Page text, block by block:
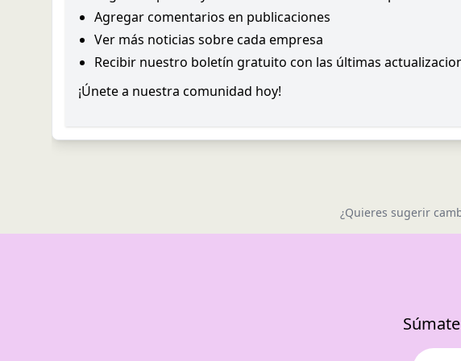
Agregar comentarios en publicaciones
Ver más noticias sobre cada empresa
Recibir nuestro boletín gratuito con las últimas
¡Únete a nuestra comunidad hoy!
¿Quieres sugerir